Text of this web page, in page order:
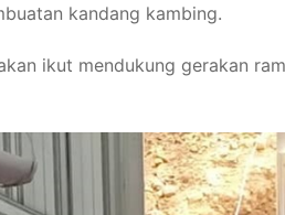
kandang kambing.
ikut mendukung gerakan